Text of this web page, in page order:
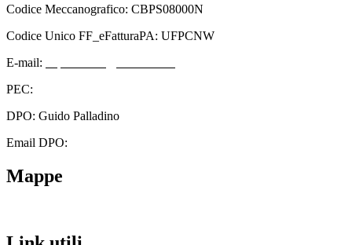
Codice Meccanografico: CBPS08000N
Codice Unico FF_eFatturaPA: UFPCNW
E-mail:
PEC:
DPO: Guido Palladino
Email DPO:
Mappe